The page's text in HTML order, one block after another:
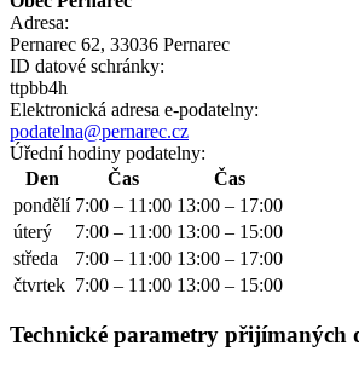
Adresa:
Pernarec 62, 33036 Pernarec
ID datové schránky:
ttpbb4h
Elektronická adresa e‑podatelny:
podatelna@pernarec.cz
Úřední hodiny podatelny:
Den
Čas
Čas
pondělí 7:00 – 11:00 13:00 – 17:00
úterý
7:00 – 11:00 13:00 – 15:00
středa
7:00 – 11:00 13:00 – 17:00
čtvrtek 7:00 – 11:00 13:00 – 15:00
Technické parametry přijímaných